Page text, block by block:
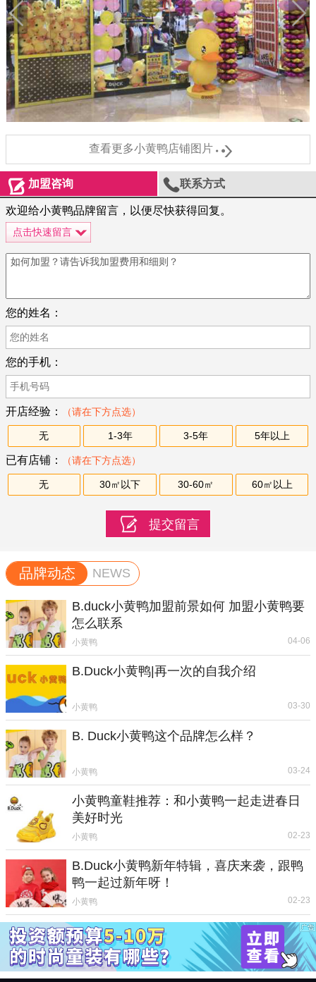
查看更多小黄鸭店铺图片
加盟咨询 联系方式
欢迎给小黄鸭品牌留言，以便尽快获得回复。
点击快速留言
您的姓名：
您的手机：
开店经验： （请在下方点选）
无 1-3年 3-5年 5年以上
已有店铺： （请在下方点选）
无 30㎡以下 30-60㎡ 60㎡以上
品牌动态 NEWS
B.duck小黄鸭加盟前景如何 加盟小黄鸭要
怎么联系
小黄鸭 04-06
B.Duck小黄鸭|再一次的自我介绍
小黄鸭 03-30
B. Duck小黄鸭这个品牌怎么样？
小黄鸭 03-24
小黄鸭童鞋推荐：和小黄鸭一起走进春日
美好时光
小黄鸭 02-23
B.Duck小黄鸭新年特辑，喜庆来袭，跟鸭
鸭一起过新年呀！
小黄鸭 02-23